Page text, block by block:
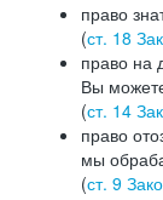
право
(ст. 18
право на
Вы
(ст. 14
право
мы
(ст. 9